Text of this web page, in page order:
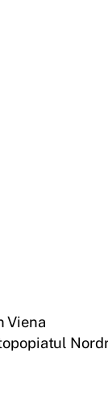
Viena